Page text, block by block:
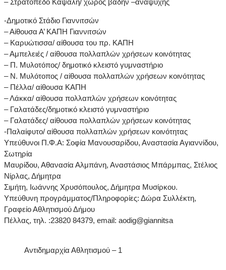
– Στρατόπεδο Καψάλη/ χώρος βάδην –αναψυχής
-Δημοτικό Στάδιο Γιαννιτσών
– Αίθουσα Α’ ΚΑΠΗ Γιαννιτσών
– Καρυώτισσα/ αίθουσα του πρ. ΚΑΠΗ
– Αμπελειές / αίθουσα πολλαπλών χρήσεων κοινότητας
– Π. Μυλοτόπος/ δημοτικό κλειστό γυμναστήριο
– N. Mυλότοπος / αίθουσα πολλαπλών χρήσεων κοινότητας
– Πέλλα/ αίθουσα ΚΑΠΗ
– Λάκκα/ αίθουσα πολλαπλών χρήσεων κοινότητας
– Γαλατάδες/δημοτικό κλειστό γυμναστήριο
– Γαλατάδες/ αίθουσα πολλαπλών χρήσεων κοινότητας
-Παλαίφυτο/ αίθουσα πολλαπλών χρήσεων κοινότητας
Υπεύθυνοι Π.Φ.Α: Σοφία Μανουσαρίδου, Αναστασία Αγιαννίδου,
Σωτηρία
Μαυρίδου, Αθανασία Αλμπάνη, Αναστάσιος Μπάρμπας, Στέλιος
Νίρλας, Δήμητρα
Σιμήτη, Ιωάννης Χρυσόπουλος, Δήμητρα Μυσίρκου.
Υπεύθυνη προγράμματος/Πληροφορίες: Δώρα Συλλέκτη,
Γραφείο Αθλητισμού Δήμου
Πέλλας, τηλ. :23820 84379, email: aodig@giannitsa
Αντιδημαρχία Αθλητισμού – 1